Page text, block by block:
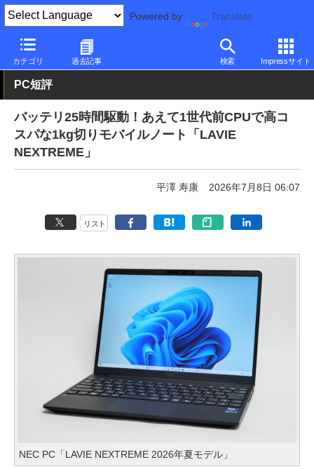
Powered by Translate
カテゴリ 過去記事 検索 Impressサイト
PC Watch パソコン/タブレット/スマートフォン NUC/小型パソコ
PC短評
バッテリ25時間駆動！あえて1世代前CPUで高コ
スパな1kg切りモバイルノート「LAVIE
NEXTREME」
平澤 寿康 2026年7月8日 06:07
リスト
NEC PC「LAVIE NEXTREME 2026年夏モデル」